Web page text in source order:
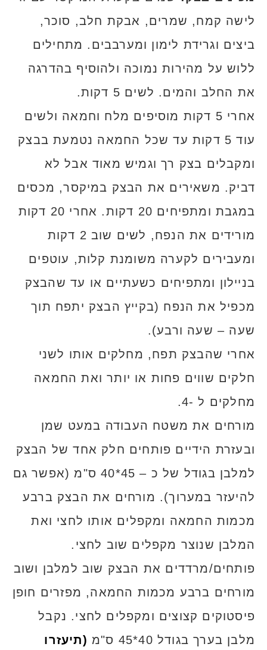
לישה קמח, שמרים, אבקת חלב, סוכר,
ביצים וגרידת לימון ומערבבים. מתחילים
ללוש על מהירות נמוכה ולהוסיף בהדרגה
את החלב והמים. לשים 5 דקות.
אחרי 5 דקות מוסיפים מלח וחמאה ולשים
עוד 5 דקות עד שכל החמאה נטמעת בבצק
ומקבלים בצק רך וגמיש מאוד אבל לא
דביק. משאירים את הבצק במיקסר, מכסים
במגבת ומתפיחים 20 דקות. אחרי 20 דקות
מורידים את הנפח, לשים שוב 2 דקות
ומעבירים לקערה משומנת קלות, עוטפים
בניילון ומתפיחים כשעתיים או עד שהבצק
מכפיל את הנפח (בקייץ הבצק יתפח תוך
שעה – שעה ורבע).
אחרי שהבצק תפח, מחלקים אותו לשני
חלקים שווים פחות או יותר ואת החמאה
מחלקים ל -4.
מורחים את משטח העבודה במעט שמן
ובעזרת הידיים פותחים חלק אחד של הבצק
למלבן בגודל של כ – 45*40 ס"מ (אפשר גם
להיעזר במערוך). מורחים את הבצק ברבע
מכמות החמאה ומקפלים אותו לחצי ואת
המלבן שנוצר מקפלים שוב לחצי.
פותחים/מרדדים את הבצק שוב למלבן ושוב
מורחים ברבע מכמות החמאה, מפזרים חופן
פיסטוקים קצוצים ומקפלים לחצי. נקבל
מלבן בערך בגודל 40*45 ס"מ
(תיעזרו